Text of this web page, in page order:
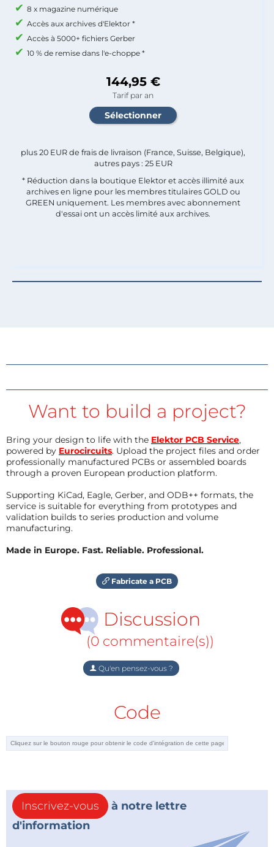
8 x magazine numérique
Accès aux archives d'Elektor *
Accès à 5000+ fichiers Gerber
10 % de remise dans l'e-choppe *
144,95 €
Tarif par an
plus 20 EUR de frais de livraison (France, Suisse, Belgique),
autres pays : 25 EUR
* Réduction dans la boutique Elektor et accès illimité aux
archives en ligne pour les membres titulaires GOLD ou
GREEN uniquement. Les membres avec abonnement
d'essai ont un accès limité aux archives.
Want to build a project?
Bring your design to life with the Elektor PCB Service,
powered by Eurocircuits. Upload the project files and order
professionally manufactured PCBs or assembled boards
through a proven European production platform.
Supporting KiCad, Eagle, Gerber, and ODB++ formats, the
service is suitable for everything from prototypes and
validation builds to series production and volume
manufacturing.
Made in Europe. Fast. Reliable. Professional.
Fabricate a PCB
Discussion
(0 commentaire(s))
Qu'en pensez-vous ?
Code
Inscrivez-vous
à notre lettre
d'information